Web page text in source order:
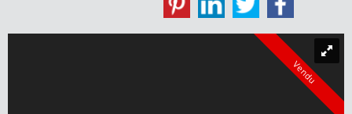
Vendu